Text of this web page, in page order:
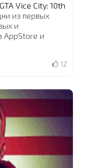
GTA Vice City: 10th
из первых
и
AppStore и
на ней
из
сильно
12